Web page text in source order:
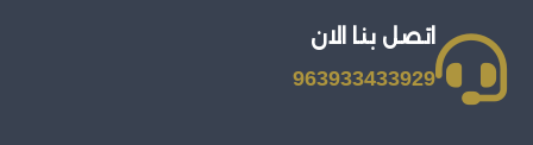
اتصل بنا الان
963933433929